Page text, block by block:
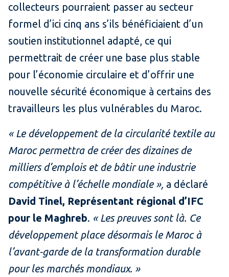
collecteurs pourraient passer au secteur
formel d’ici cinq ans s’ils bénéficiaient d’un
soutien institutionnel adapté, ce qui
permettrait de créer une base plus stable
pour l’économie circulaire et d’offrir une
nouvelle sécurité économique à certains des
travailleurs les plus vulnérables du Maroc.
« Le développement de la circularité textile au
Maroc permettra de créer des dizaines de
milliers d’emplois et de bâtir une industrie
compétitive à l’échelle mondiale », a déclaré
David Tinel, Représentant régional d’IFC
pour le Maghreb. « Les preuves sont là. Ce
développement place désormais le Maroc à
l’avant-garde de la transformation durable
pour les marchés mondiaux. »